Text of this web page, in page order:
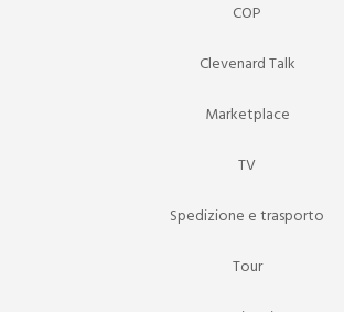
COP
Clevenard Talk
Marketplace
TV
Spedizione e trasporto
Tour